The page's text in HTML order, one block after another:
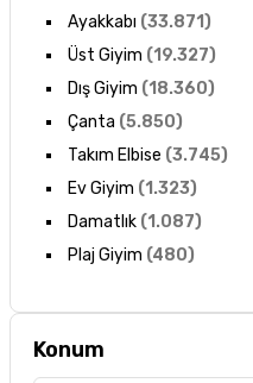
Ayakkabı (33.871)
Üst Giyim (19.327)
Dış Giyim (18.360)
Çanta (5.850)
Takım Elbise (3.745)
Ev Giyim (1.323)
Damatlık(1.087)
Plaj Giyim (480)
Konum